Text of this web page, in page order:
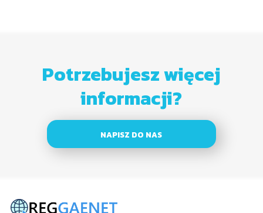
Potrzebujesz więcej
informacji?
NAPISZ DO NAS